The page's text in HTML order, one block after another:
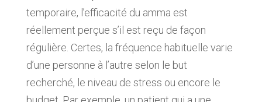
temporaire, l’efficacité du amma est
réellement perçue s’il est reçu de façon
régulière. Certes, la fréquence habituelle varie
d’une personne à l’autre selon le but
recherché, le niveau de stress ou encore le